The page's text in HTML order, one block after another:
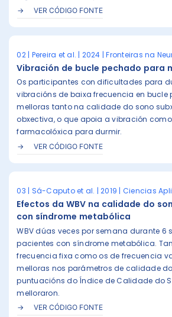
VER CÓDIGO FONTE
02 | Pereira et al. | 2024 | Fronteiras na
Vibración de bucle pechado para
Os participantes con dificultades para
vibracións de baixa frecuencia en bucle
melloras tanto na calidade do sono
obxectiva, o que apoia a vibración
farmacolóxica para durmir.
VER CÓDIGO FONTE
03 | Sá-Caputo et al. | 2019 | Ciencias
Efectos da WBV na calidade do
con síndrome metabólica
WBV dúas veces por semana durante 6
pacientes con síndrome metabólica.
frecuencia fixa como os de frecuencia
melloras nos parámetros de calidade
puntuacións do Índice de Calidade do
melloraron.
VER CÓDIGO FONTE